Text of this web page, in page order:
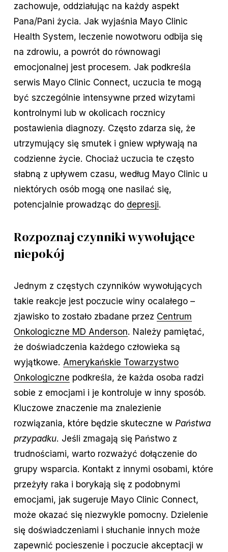
zachowuje, oddziałując na każdy aspekt
Pana/Pani życia. Jak wyjaśnia Mayo Clinic
Health System, leczenie nowotworu odbija się
na zdrowiu, a powrót do równowagi
emocjonalnej jest procesem. Jak podkreśla
serwis Mayo Clinic Connect, uczucia te mogą
być szczególnie intensywne przed wizytami
kontrolnymi lub w okolicach rocznicy
postawienia diagnozy. Często zdarza się, że
utrzymujący się smutek i gniew wpływają na
codzienne życie. Chociaż uczucia te często
słabną z upływem czasu, według Mayo Clinic u
niektórych osób mogą one nasilać się,
potencjalnie prowadząc do depresji.
Rozpoznaj czynniki wywołujące
niepokój
Jednym z częstych czynników wywołujących
takie reakcje jest poczucie winy ocalałego –
zjawisko to zostało zbadane przez Centrum
Onkologiczne MD Anderson. Należy pamiętać,
że doświadczenia każdego człowieka są
wyjątkowe. Amerykańskie Towarzystwo
Onkologiczne podkreśla, że każda osoba radzi
sobie z emocjami i je kontroluje w inny sposób.
Kluczowe znaczenie ma znalezienie
rozwiązania, które będzie skuteczne w Państwa
przypadku. Jeśli zmagają się Państwo z
trudnościami, warto rozważyć dołączenie do
grupy wsparcia. Kontakt z innymi osobami, które
przeżyły raka i borykają się z podobnymi
emocjami, jak sugeruje Mayo Clinic Connect,
może okazać się niezwykle pomocny. Dzielenie
się doświadczeniami i słuchanie innych może
zapewnić pocieszenie i poczucie akceptacji w